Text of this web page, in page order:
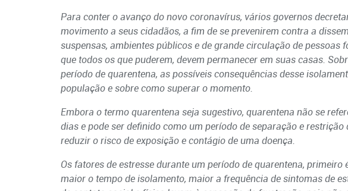
Para conter o avanço do novo coronavírus, vários governos
movimento a seus cidadãos, a fim de se prevenirem contra a
suspensas, ambientes públicos e de grande circulação de pessoas
que todos os que puderem, devem permanecer em suas casas.
período de quarentena, as possíveis consequências desse
população e sobre como superar o momento.
Embora o termo quarentena seja sugestivo, quarentena não se
dias e pode ser definido como um período de separação e
reduzir o risco de exposição e contágio de uma doença.
Os fatores de estresse durante um período de quarentena,
maior o tempo de isolamento, maior a frequência de sintomas de